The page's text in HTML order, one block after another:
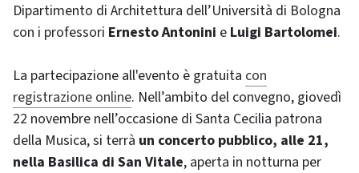
Dipartimento di Architettura dell’Università di Bologna
con i professori Ernesto Antonini e Luigi Bartolomei.
La partecipazione all'evento è gratuita con
registrazione online. Nell’ambito del convegno, giovedì
22 novembre nell’occasione di Santa Cecilia patrona
della Musica, si terrà un concerto pubblico, alle 21,
nella Basilica di San Vitale, aperta in notturna per